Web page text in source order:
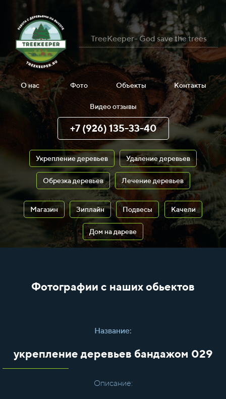
TreeKeeper- God save the trees
О нас Фото Объекты Контакты
Видео отзывы
+7 (926) 135-33-40
Укрепление деревьев Удаление деревьев
Обрезка деревьев Лечение деревьев
Магазин Зиплайн Подвесы Качели
Дом на дареве
Фотографии с наших обьектов
Название:
укрепление деревьев бандажом 029
Описание: